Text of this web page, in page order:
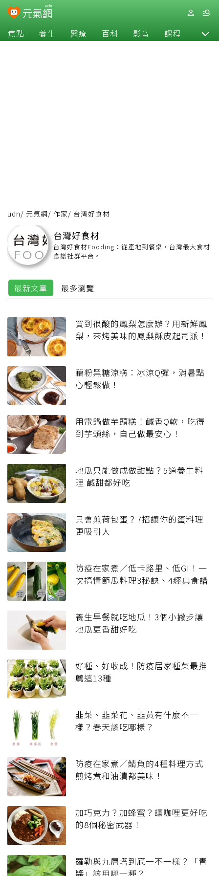
焦點 養生 醫療 百科 影音 課程 退休
udn/ 元氣網/ 作家/ 台灣好食材
台灣好食材
台灣好食材Fooding：從產地到餐桌，台灣最大食材
食譜社群平台。
最新文章 最多瀏覽
買到很酸的鳳梨怎麼辦？用新鮮鳳
梨，來烤美味的鳳梨酥皮起司派！
藕粉黑糖涼糕：冰涼Q彈，消暑點
心輕鬆做！
用電鍋做芋頭糕！鹹香Q軟，吃得
到芋頭絲，自己做最安心！
地瓜只能做成做甜點？5道養生料
理 鹹甜都好吃
只會煎荷包蛋？7招讓你的蛋料理
更吸引人
防疫在家煮／低卡路里、低GI！一
次搞懂節瓜料理3秘訣、4經典食譜
養生早餐就吃地瓜！3個小撇步讓
地瓜更香甜好吃
好種、好收成！防疫居家種菜最推
薦這13種
韭菜、韭菜花、韭黃有什麼不一
樣？春天該吃哪樣？
防疫在家煮／鯖魚的4種料理方式
煎烤煮和油漬都美味！
加巧克力？加蜂蜜？讓咖哩更好吃
的8個秘密武器！
羅勒與九層塔到底一不一樣？「青
醬」該用哪一種？